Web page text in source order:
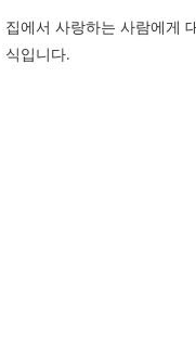
집에서 사랑하는 사람에게
식입니다.